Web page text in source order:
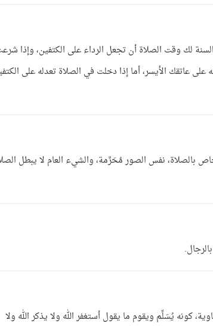
لك وقت الصلاة أن تجعل الرداء على الكتفين، وإذا
الأيسر، أما إذا دخلت في الصلاة تعدله على
بالصلاة، نفس الصور مُحَرَّمة، والشيء العام لا يبطل
كونه يُسَلِّم ويقوم ما يقول أستغفر الله ولا يذكر الله ولا